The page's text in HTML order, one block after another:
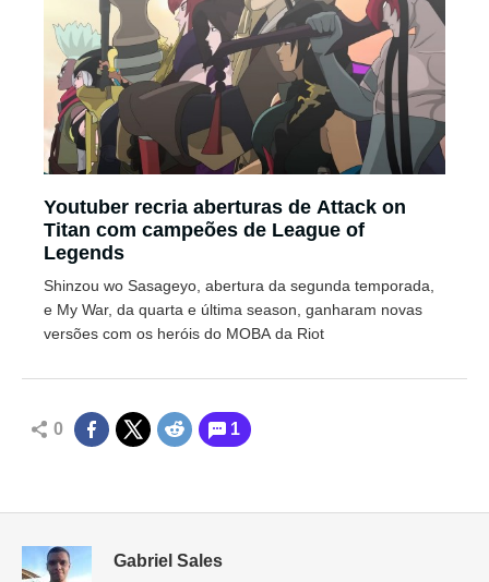
Youtuber recria aberturas de Attack on
Titan com campeões de League of
Legends
Shinzou wo Sasageyo, abertura da segunda temporada,
e My War, da quarta e última season, ganharam novas
versões com os heróis do MOBA da Riot
0 1
Gabriel Sales